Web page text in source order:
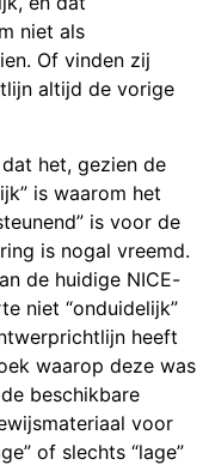
niet als
Of vinden zij
altijd de vorige
het, gezien de
is waarom het
is voor de
is nogal vreemd.
de huidige NICE-
niet “onduidelijk”
heeft
waarop deze was
beschikbare
voor
of slechts “lage”